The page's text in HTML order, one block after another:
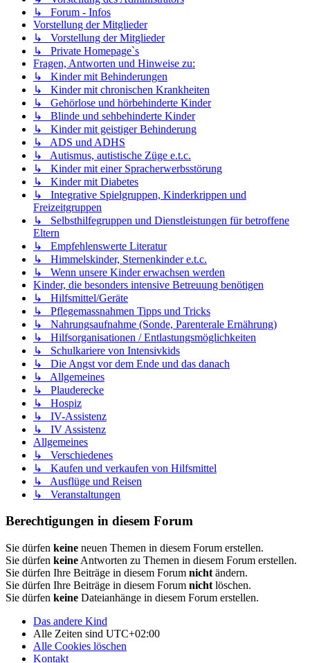
↳ Forum - Infos
Vorstellung der Mitglieder
↳ Vorstellung der Mitglieder
↳ Private Homepage`s
Fragen, Antworten und Hinweise zu:
↳ Kinder mit Behinderungen
↳ Kinder mit chronischen Krankheiten
↳ Gehörlose und hörbehinderte Kinder
↳ Blinde und sehbehinderte Kinder
↳ Kinder mit geistiger Behinderung
↳ ADS und ADHS
↳ Autismus, autistische Züge e.t.c.
↳ Kinder mit einer Spracherwerbsstörung
↳ Kinder mit Diabetes
↳ Integrative Spielgruppen, Kinderkrippen und
Freizeitgruppen
↳ Selbsthilfegruppen und Dienstleistungen für betroffene
Eltern
↳ Empfehlenswerte Literatur
↳ Himmelskinder, Sternenkinder e.t.c.
↳ Wenn unsere Kinder erwachsen werden
Kinder, die besonders intensive Betreuung benötigen
↳ Hilfsmittel/Geräte
↳ Pflegemassnahmen Tipps und Tricks
↳ Nahrungsaufnahme (Sonde, Parenterale Ernährung)
↳ Hilfsorganisationen / Entlastungsmöglichkeiten
↳ Schulkariere von Intensivkids
↳ Die Angst vor dem Ende und das danach
↳ Allgemeines
↳ Plauderecke
↳ Hospiz
↳ IV-Assistenz
↳ IV Assistenz
Allgemeines
↳ Verschiedenes
↳ Kaufen und verkaufen von Hilfsmittel
↳ Ausflüge und Reisen
↳ Veranstaltungen
Berechtigungen in diesem Forum
Sie dürfen keine neuen Themen in diesem Forum erstellen.
Sie dürfen keine Antworten zu Themen in diesem Forum erstellen.
Sie dürfen Ihre Beiträge in diesem Forum nicht ändern.
Sie dürfen Ihre Beiträge in diesem Forum nicht löschen.
Sie dürfen keine Dateianhänge in diesem Forum erstellen.
Das andere Kind
Alle Zeiten sind UTC+02:00
Alle Cookies löschen
Kontakt